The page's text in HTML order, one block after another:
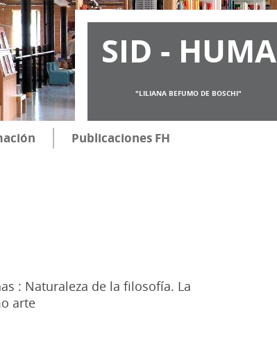
SID - HUMA
"LILIANA BEFUMO DE BOSCHI"
Publicaciones FH
: Naturaleza de la filosofía. La
arte